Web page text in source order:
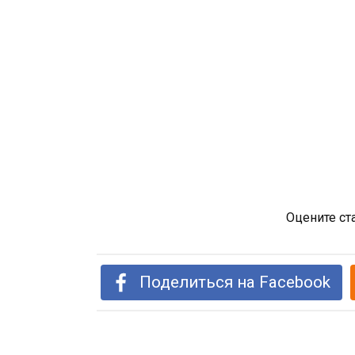
Оцените
Поделиться на Facebook